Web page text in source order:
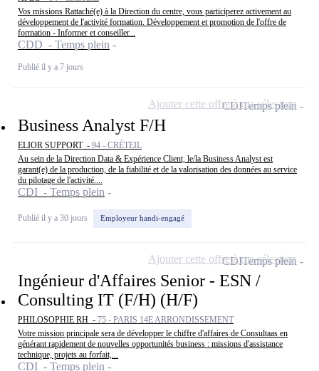
Vos missions Rattaché(e) à la Direction du centre, vous participerez activement au
développement de l'activité formation. Développement et promotion de l'offre de
formation - Informer et conseiller...
CDD - Temps plein
Publié il y a 7 jours
Business Analyst F/H
ELIOR SUPPORT - 94 - CRÉTEIL
Au sein de la Direction Data & Expérience Client, le/la Business Analyst est
garant(e) de la production, de la fiabilité et de la valorisation des données au service
du pilotage de l'activité....
CDI - Temps plein
Publié il y a 30 jours Employeur handi-engagé
CDITemps plein
Ajouter cette offre à ma sélection
Ingénieur d'Affaires Senior - ESN /
Consulting IT (F/H) (H/F)
PHILOSOPHIE RH - 75 - PARIS 14E ARRONDISSEMENT
Votre mission principale sera de développer le chiffre d'affaires de Consultaas en
générant rapidement de nouvelles opportunités business : missions d'assistance
technique, projets au forfait,...
CDI - Temps plein
CDITemps plein
Ajouter cette offre à ma sélection